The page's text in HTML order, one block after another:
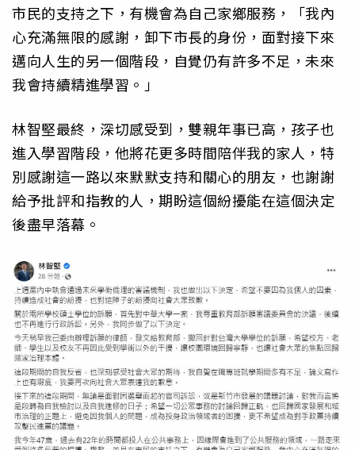
市民的支持之下，有機會為自己家鄉服務，「我內
心充滿無限的感謝，卸下市長的身份，面對接下來
邁向人生的另一個階段，自覺仍有許多不足，未來
我會持續精進學習。」
林智堅最終，深切感受到，雙親年事已高，孩子也
進入學習階段，他將花更多時間陪伴我的家人，特
別感謝這一路以來默默支持和關心的朋友，也謝謝
給予批評和指教的人，期盼這個紛擾能在這個決定
後盡早落幕。